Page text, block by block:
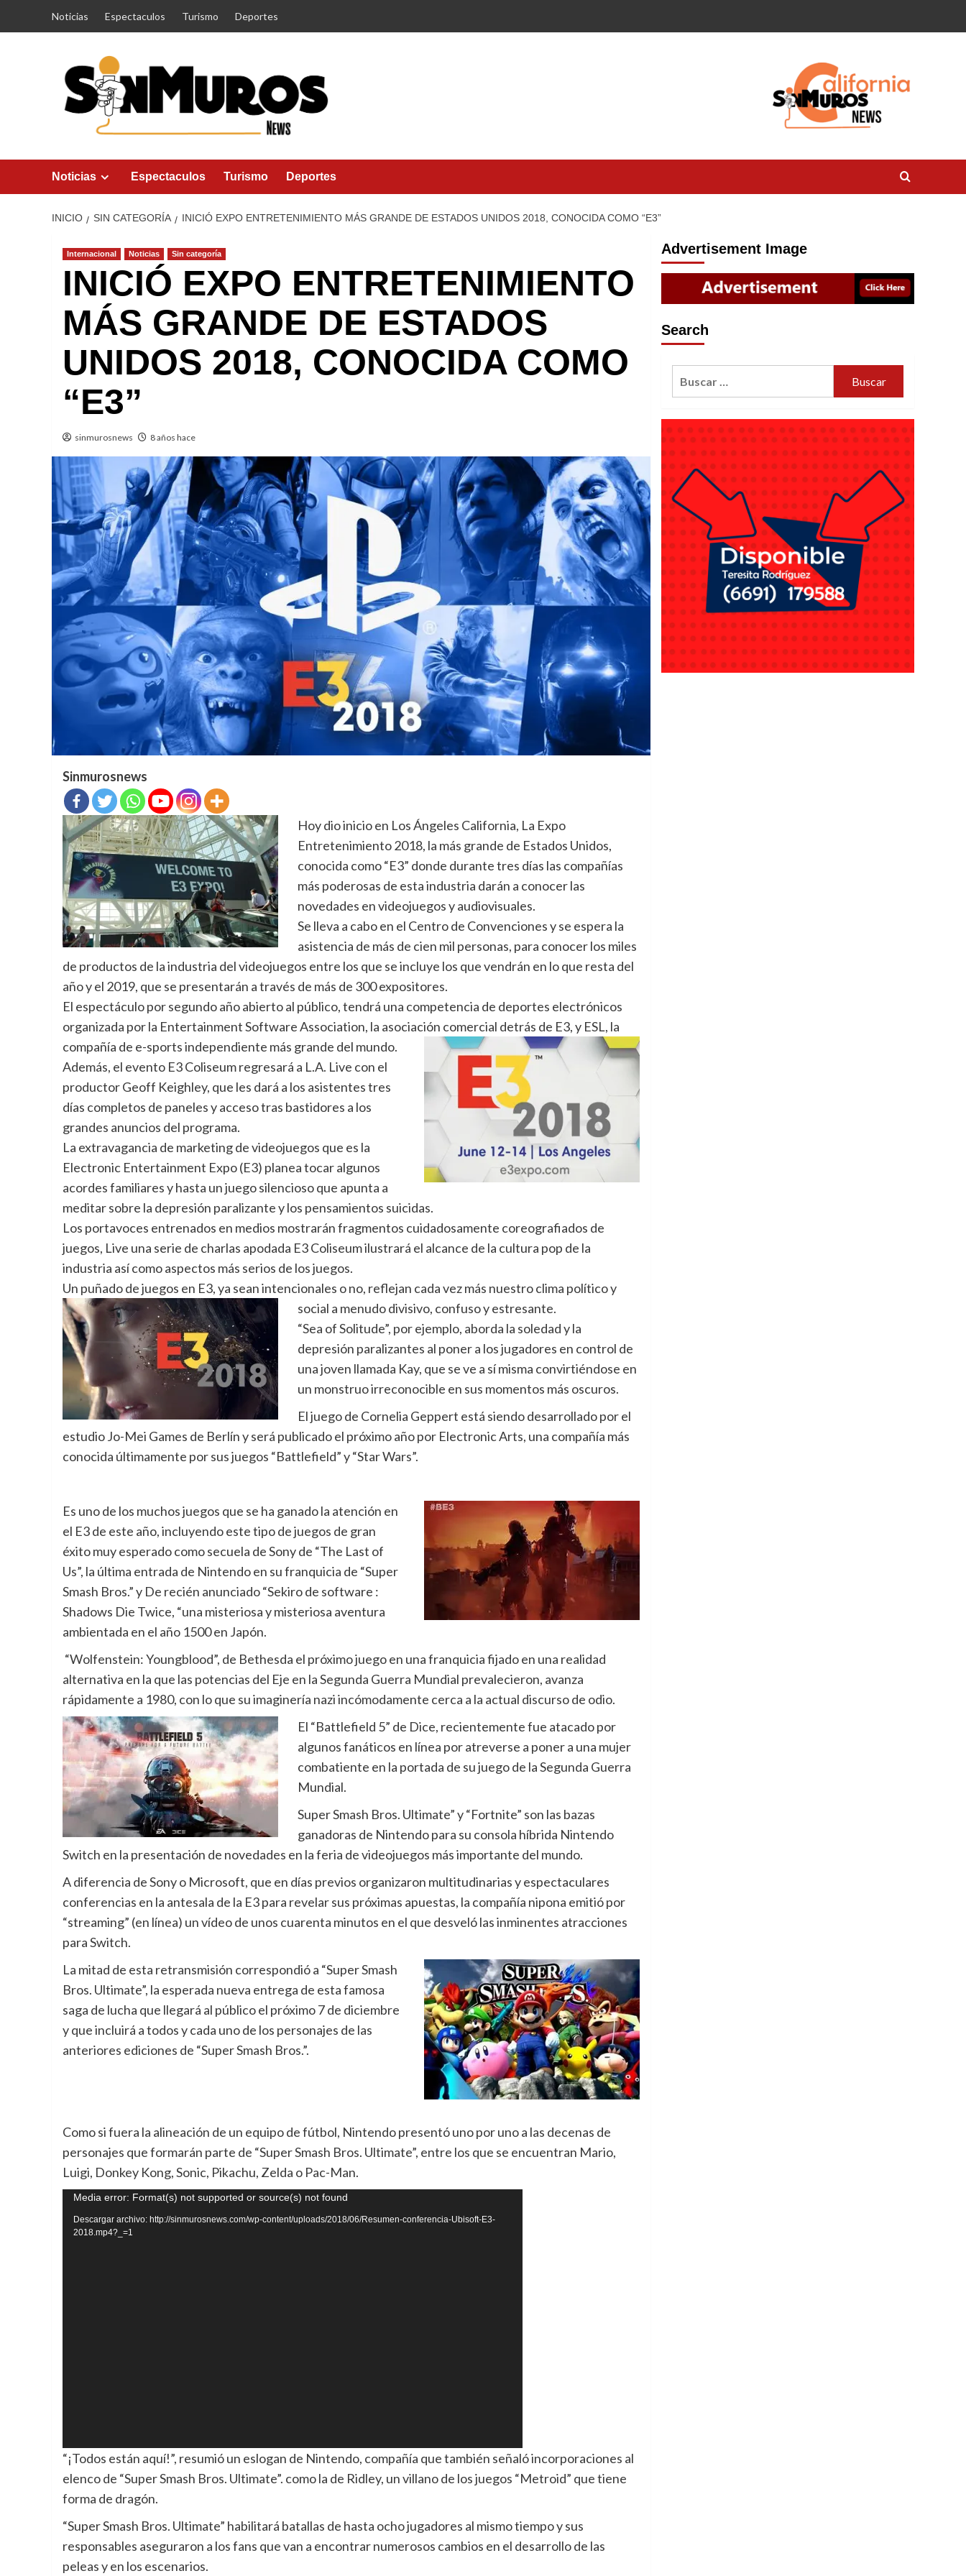
Noticias Espectaculos Turismo Deportes
Noticias Espectaculos Turismo Deportes
INICIO SIN CATEGORÍA INICIÓ EXPO ENTRETENIMIENTO MÁS GRANDE DE ESTADOS UNIDOS 2018, CONOCIDA COMO “E3”
Internacional Noticias Sin categoría
INICIÓ EXPO ENTRETENIMIENTO
MÁS GRANDE DE ESTADOS
UNIDOS 2018, CONOCIDA COMO
“E3”
sinmurosnews 8 años hace
Sinmurosnews
Hoy dio inicio en Los Ángeles California, La Expo
Entretenimiento 2018, la más grande de Estados Unidos,
conocida como “E3” donde durante tres días las compañías
más poderosas de esta industria darán a conocer las
novedades en videojuegos y audiovisuales.
Se lleva a cabo en el Centro de Convenciones y se espera la
asistencia de más de cien mil personas, para conocer los miles
de productos de la industria del videojuegos entre los que se incluye los que vendrán en lo que resta del
año y el 2019, que se presentarán a través de más de 300 expositores.
El espectáculo por segundo año abierto al público, tendrá una competencia de deportes electrónicos
organizada por la Entertainment Software Association, la asociación comercial detrás de E3, y ESL, la
compañía de e-sports independiente más grande del mundo.
Además, el evento E3 Coliseum regresará a L.A. Live con el
productor Geoff Keighley, que les dará a los asistentes tres
días completos de paneles y acceso tras bastidores a los
grandes anuncios del programa.
La extravagancia de marketing de videojuegos que es la
Electronic Entertainment Expo (E3) planea tocar algunos
acordes familiares y hasta un juego silencioso que apunta a
meditar sobre la depresión paralizante y los pensamientos suicidas.
Los portavoces entrenados en medios mostrarán fragmentos cuidadosamente coreografiados de
juegos, Live una serie de charlas apodada E3 Coliseum ilustrará el alcance de la cultura pop de la
industria así como aspectos más serios de los juegos.
Un puñado de juegos en E3, ya sean intencionales o no, reflejan cada vez más nuestro clima político y
social a menudo divisivo, confuso y estresante.
“Sea of ​​Solitude”, por ejemplo, aborda la soledad y la
depresión paralizantes al poner a los jugadores en control de
una joven llamada Kay, que se ve a sí misma convirtiéndose en
un monstruo irreconocible en sus momentos más oscuros.
El juego de Cornelia Geppert está siendo desarrollado por el
estudio Jo-Mei Games de Berlín y será publicado el próximo año por Electronic Arts, una compañía más
conocida últimamente por sus juegos “Battlefield” y “Star Wars”.
Es uno de los muchos juegos que se ha ganado la atención en
el E3 de este año, incluyendo este tipo de juegos de gran
éxito muy esperado como secuela de Sony de “The Last of
Us”, la última entrada de Nintendo en su franquicia de “Super
Smash Bros.” y De recién anunciado “Sekiro de software :
Shadows Die Twice, “una misteriosa y misteriosa aventura
ambientada en el año 1500 en Japón.
“Wolfenstein: Youngblood”, de Bethesda el próximo juego en una franquicia fijado en una realidad
alternativa en la que las potencias del Eje en la Segunda Guerra Mundial prevalecieron, avanza
rápidamente a 1980, con lo que su imaginería nazi incómodamente cerca a la actual discurso de odio.
El “Battlefield 5” de Dice, recientemente fue atacado por
algunos fanáticos en línea por atreverse a poner a una mujer
combatiente en la portada de su juego de la Segunda Guerra
Mundial.
Super Smash Bros. Ultimate” y “Fortnite” son las bazas
ganadoras de Nintendo para su consola híbrida Nintendo
Switch en la presentación de novedades en la feria de videojuegos más importante del mundo.
A diferencia de Sony o Microsoft, que en días previos organizaron multitudinarias y espectaculares
conferencias en la antesala de la E3 para revelar sus próximas apuestas, la compañía nipona emitió por
“streaming” (en línea) un vídeo de unos cuarenta minutos en el que desveló las inminentes atracciones
para Switch.
La mitad de esta retransmisión correspondió a “Super Smash
Bros. Ultimate”, la esperada nueva entrega de esta famosa
saga de lucha que llegará al público el próximo 7 de diciembre
y que incluirá a todos y cada uno de los personajes de las
anteriores ediciones de “Super Smash Bros.”.
Como si fuera la alineación de un equipo de fútbol, Nintendo presentó uno por uno a las decenas de
personajes que formarán parte de “Super Smash Bros. Ultimate”, entre los que se encuentran Mario,
Luigi, Donkey Kong, Sonic, Pikachu, Zelda o Pac-Man.
Reproductor
de
vídeo
Media error: Format(s) not supported or source(s) not found
Descargar archivo: http://sinmurosnews.com/wp-content/uploads/2018/06/Resumen-conferencia-Ubisoft-E3-
2018.mp4?_=1
“¡Todos están aquí!”, resumió un eslogan de Nintendo, compañía que también señaló incorporaciones al
elenco de “Super Smash Bros. Ultimate”. como la de Ridley, un villano de los juegos “Metroid” que tiene
forma de dragón.
“Super Smash Bros. Ultimate” habilitará batallas de hasta ocho jugadores al mismo tiempo y sus
responsables aseguraron a los fans que van a encontrar numerosos cambios en el desarrollo de las
peleas y en los escenarios.
Advertisement Image
Search